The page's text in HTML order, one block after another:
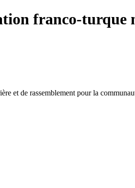
franco-turque
et de rassemblement pour la